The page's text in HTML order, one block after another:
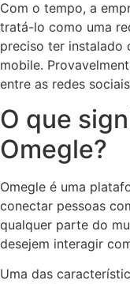
Com o tempo, a
tratá-lo como uma
preciso ter instalado
mobile.
entre as redes
O que
Omegle?
Omegle é uma
conectar pessoas
qualquer parte do
desejem interagir
Uma das